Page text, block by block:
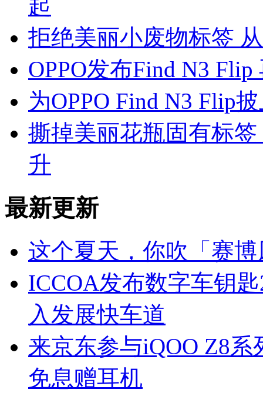
起
拒绝美丽小废物标签
OPPO发布Find N3
为OPPO Find N3 Flip
撕掉美丽花瓶固有标签
升
最新更新
这个夏天，你吹「赛
ICCOA发布数字车钥
入发展快车道
来京东参与iQOO Z8
免息赠耳机